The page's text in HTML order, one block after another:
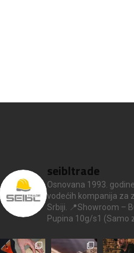
seibltrade
Osnovana 1993.
vodećih kompanija za
Srbiji.
📍Showroom –
Pupina 10g/s1 (Samo